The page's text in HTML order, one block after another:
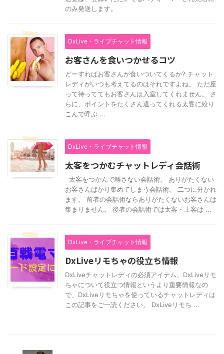
のみ発送します。
DxLive・ライブチャット情報
お客さんを食いつかせるコツ
どーすればお客さんが食いついてくるか? チャット
レディがいつも考えてるのはそれですよね。 ただ座
って待っててもお客さんは入室してくれません。 さ
らに、ポイントをたくさん遣ってくれる太客に絞り
こんで呼ぶ ...
DxLive・ライブチャット情報
太客をつかむチャットレディ会話術
太客をつかんで離さない会話術。 ありがたくない
お客さんばかり集めてしまう会話術。 二つに分かれ
ます。 前者の会話術ならありがたくないお客さんは
集まりません。 後者の会話術では太客・上客は ...
DxLive・ライブチャット情報
DxLiveリモちゃの役立ち情報
DxLiveチャットレディの必須アイテム、DxLiveリモ
ちゃについて役立つ情報というより重要情報なの
で、DxLiveリモちゃを使っているチャットレディは
この記事をご一読ください。 DxLiveリモち ...